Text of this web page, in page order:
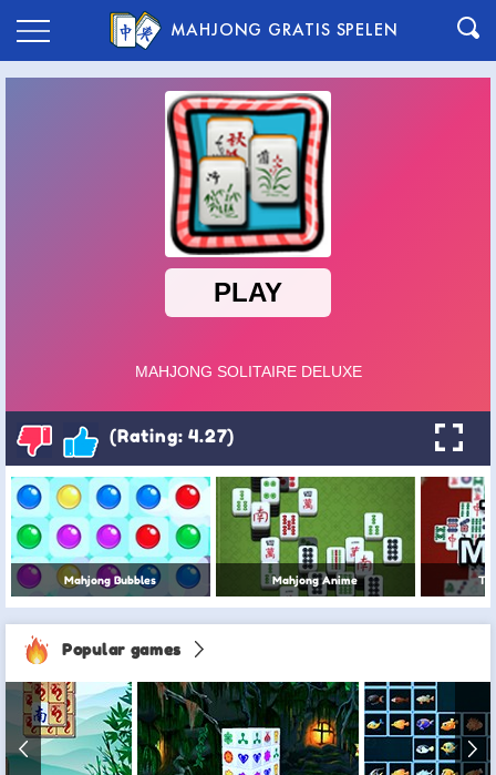
MAHJONG GRATIS SPELEN
(Rating: 4.27)
Mahjong Bubbles Mahjong Anime
Popular games